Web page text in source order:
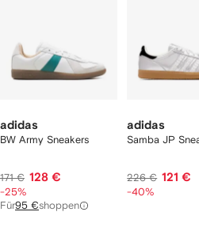
adidas
BW Army Sneakers
171 € 128 €
-25%
Für95 €shoppen
adidas
Samba JP
226 € 121 €
-40%